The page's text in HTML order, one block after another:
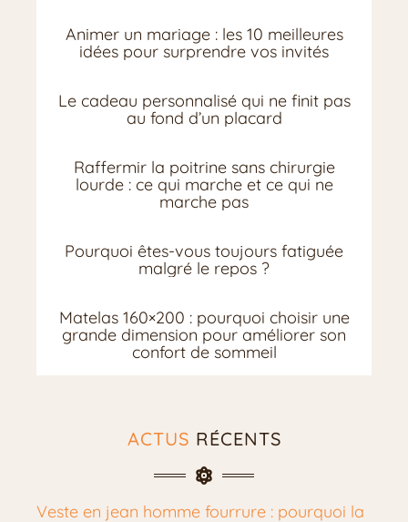
Animer un mariage : les 10 meilleures
idées pour surprendre vos invités
Le cadeau personnalisé qui ne finit pas
au fond d’un placard
Raffermir la poitrine sans chirurgie
lourde : ce qui marche et ce qui ne
marche pas
Pourquoi êtes-vous toujours fatiguée
malgré le repos ?
Matelas 160×200 : pourquoi choisir une
grande dimension pour améliorer son
confort de sommeil
ACTUS RÉCENTS
Veste en jean homme fourrure : pourquoi la